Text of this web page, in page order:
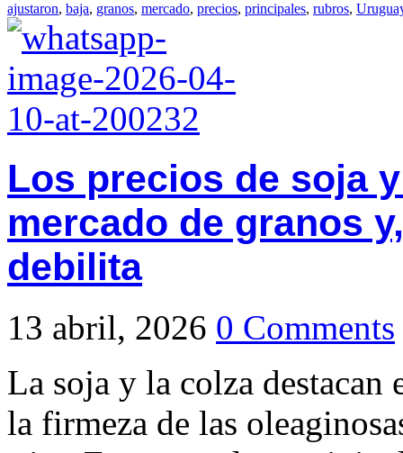
ajustaron, baja, granos, mercado, precios, principales, rubros,
Los precios de soja
mercado de granos
debilita
13 abril, 2026 0 Comments
La soja y la colza destacan
la firmeza de las